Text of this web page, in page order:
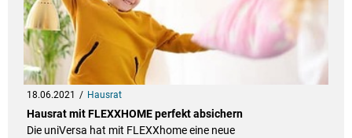
18.06.2021 Hausrat
Hausrat mit FLEXXHOME perfekt absichern
Die uniVersa hat mit FLEXXhome eine neue